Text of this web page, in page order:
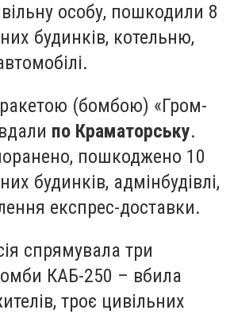
особу, пошкодили 8
будинків, котельню,
(бомбою) «Гром-
по Краматорську.
пошкоджено 10
будинків, адмінбудівлі,
експрес-доставки.
спрямувала три
КАБ-250 – вбила
троє цивільних